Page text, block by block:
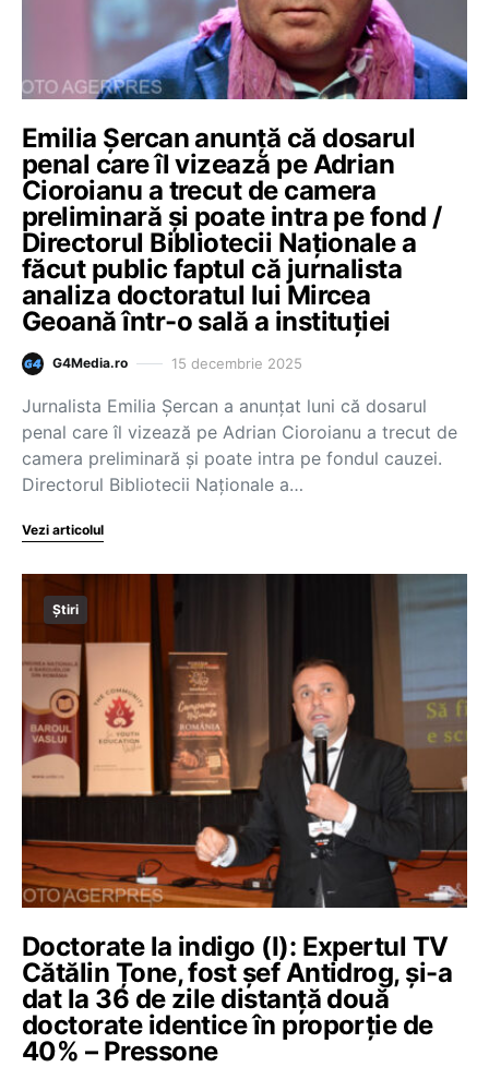
Emilia Șercan anunță că dosarul
penal care îl vizează pe Adrian
Cioroianu a trecut de camera
preliminară și poate intra pe fond /
Directorul Bibliotecii Naționale a
făcut public faptul că jurnalista
analiza doctoratul lui Mircea
Geoană într-o sală a instituției
G4Media.ro 15 decembrie 2025
Jurnalista Emilia Șercan a anunțat luni că dosarul
penal care îl vizează pe Adrian Cioroianu a trecut de
camera preliminară și poate intra pe fondul cauzei.
Directorul Bibliotecii Naționale a…
Vezi articolul
Știri
Doctorate la indigo (I): Expertul TV
Cătălin Țone, fost șef Antidrog, și-a
dat la 36 de zile distanță două
doctorate identice în proporție de
40% – Pressone